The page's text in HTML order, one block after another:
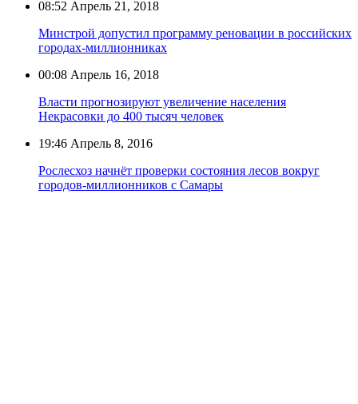
08:52 Апрель 21, 2018
Минстрой допустил программу реновации в российских
городах-миллионниках
00:08 Апрель 16, 2018
Власти прогнозируют увеличение населения
Некрасовки до 400 тысяч человек
19:46 Апрель 8, 2016
Рослесхоз начнёт проверки состояния лесов вокруг
городов-миллионников с Самары